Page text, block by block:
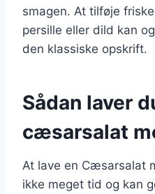
smagen. At tilføje
persille eller dild kan
den klassiske opskrift.
Sådan laver
cæsarsalat
At lave en Cæsarsalat
ikke meget tid og kan